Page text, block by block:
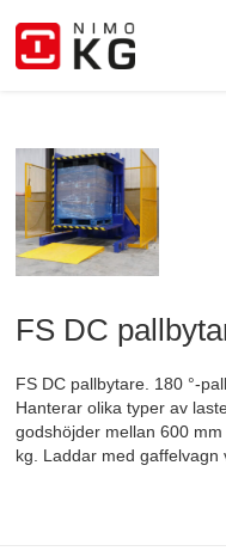
FS DC
FS DC pallbytare. 180 °-
Hanterar olika typer av
godshöjder mellan 600
kg. Laddar med gaffelvagn